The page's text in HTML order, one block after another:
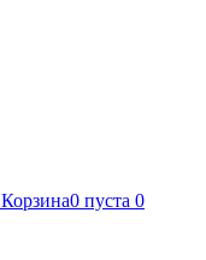
Корзина0 пуста 0